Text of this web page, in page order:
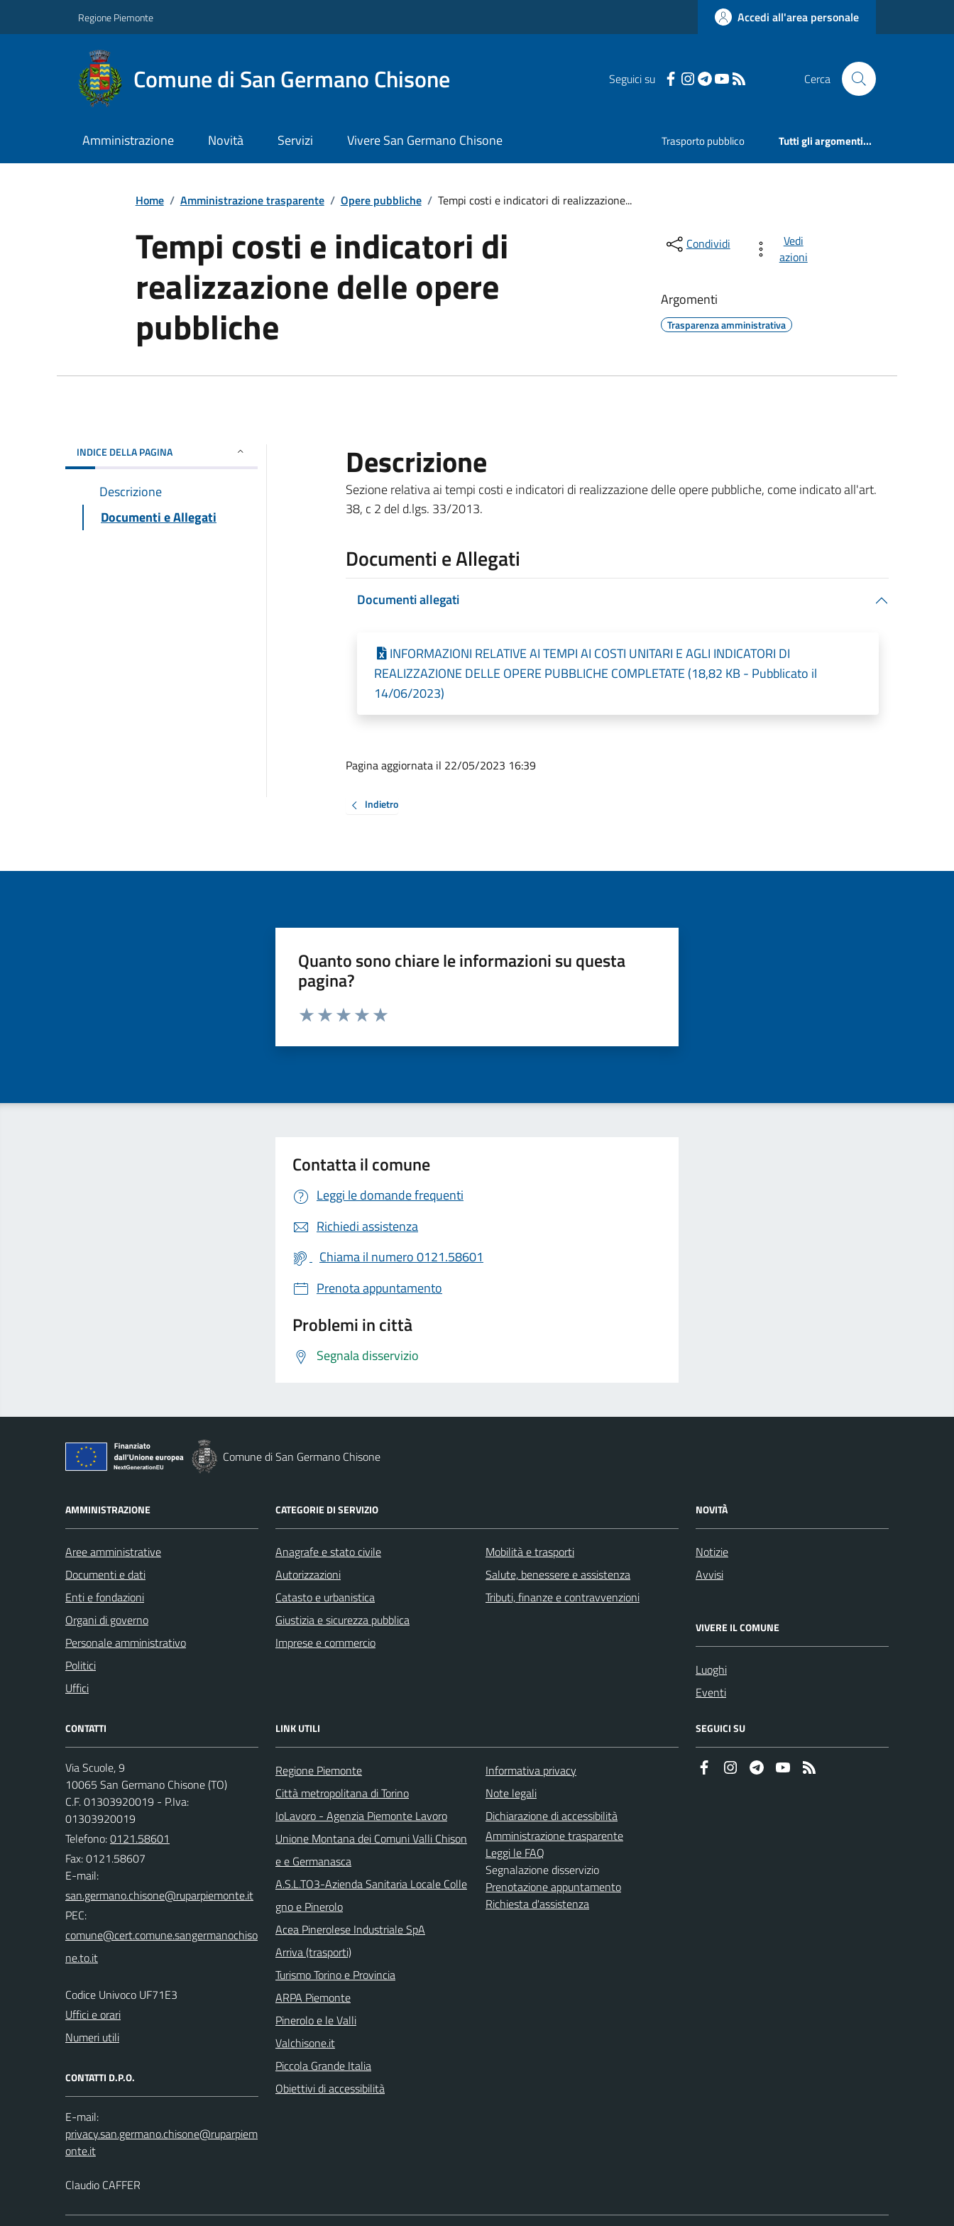
Regione Piemonte Accedi all'area personale
Comune di San Germano Chisone Seguici su Cerca
Amministrazione Novità Servizi Vivere San Germano Chisone Trasporto pubblico Tutti gli argomenti...
Home / Amministrazione trasparente / Opere pubbliche / Tempi costi e indicatori di realizzazione...
Tempi costi e indicatori di
realizzazione delle opere
pubbliche
Condividi
Vedi
azioni
Argomenti
Trasparenza amministrativa
INDICE DELLA PAGINA
Descrizione
Documenti e Allegati
Descrizione
Sezione relativa ai tempi costi e indicatori di realizzazione delle opere pubbliche, come indicato all'art.
38, c 2 del d.lgs. 33/2013.
Documenti e Allegati
Documenti allegati
INFORMAZIONI RELATIVE AI TEMPI AI COSTI UNITARI E AGLI INDICATORI DI
REALIZZAZIONE DELLE OPERE PUBBLICHE COMPLETATE (18,82 KB - Pubblicato il
14/06/2023)
Pagina aggiornata il 22/05/2023 16:39
Indietro
Quanto sono chiare le informazioni su questa
pagina?
Valuta da 1 a 5 stelle la pagina
Contatta il comune
Leggi le domande frequenti
Richiedi assistenza
Chiama il numero 0121.58601
Prenota appuntamento
Problemi in città
Segnala disservizio
Comune di San Germano Chisone
AMMINISTRAZIONE
Aree amministrative
Documenti e dati
Enti e fondazioni
Organi di governo
Personale amministrativo
Politici
Uffici
CATEGORIE DI SERVIZIO
Anagrafe e stato civile
Autorizzazioni
Catasto e urbanistica
Giustizia e sicurezza pubblica
Imprese e commercio
Mobilità e trasporti
Salute, benessere e assistenza
Tributi, finanze e contravvenzioni
NOVITÀ
Notizie
Avvisi
VIVERE IL COMUNE
Luoghi
Eventi
CONTATTI
Via Scuole, 9
10065 San Germano Chisone (TO)
C.F. 01303920019 - P.Iva:
01303920019
Telefono:0121.58601
Fax: 0121.58607
E-mail:
PEC:
Codice Univoco UF71E3
Uffici e orari
Numeri utili
CONTATTI D.P.O.
E-mail:
Claudio CAFFER
LINK UTILI
Regione Piemonte
Città metropolitana di Torino
IoLavoro - Agenzia Piemonte Lavoro
Unione Montana dei Comuni Valli Chison
e e Germanasca
A.S.L.TO3-Azienda Sanitaria Locale Colle
gno e Pinerolo
Acea Pinerolese Industriale SpA
Arriva (trasporti)
Turismo Torino e Provincia
ARPA Piemonte
Pinerolo e le Valli
Valchisone.it
Piccola Grande Italia
Obiettivi di accessibilità
Informativa privacy
Note legali
Dichiarazione di accessibilità
Amministrazione trasparente
Leggi le FAQ
Segnalazione disservizio
Prenotazione appuntamento
Richiesta d'assistenza
SEGUICI SU